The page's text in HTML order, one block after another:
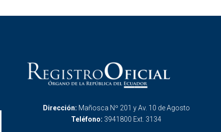
Dirección: Mañosca Nº 201 y Av. 10 de Agosto
Teléfono: 3941800 Ext. 3134